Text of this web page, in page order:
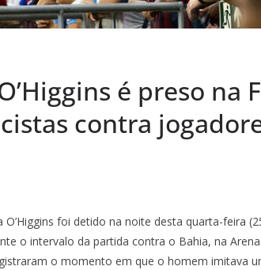
é preso na
contra
foi detido na noite desta quarta-feira
o intervalo da partida contra o Bahia, na
o momento em que o homem imitava